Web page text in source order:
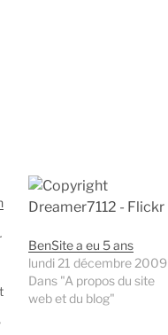
BenSite a eu 5 ans
lundi 21 décembre 2009
Dans "A propos du site
web et du blog"